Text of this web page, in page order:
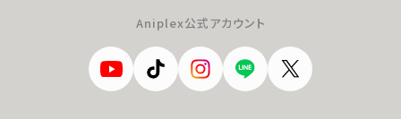
Aniplex公式アカウント